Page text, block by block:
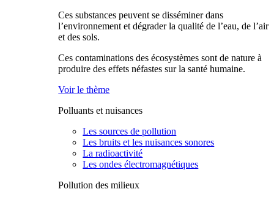
Ces substances peuvent se disséminer dans
l’environnement et dégrader la qualité de l’eau, de l’air
et des sols.
Ces contaminations des écosystèmes sont de nature à
produire des effets néfastes sur la santé humaine.
Voir le thème
Polluants et nuisances
Les sources de pollution
Les bruits et les nuisances sonores
La radioactivité
Les ondes électromagnétiques
Pollution des milieux